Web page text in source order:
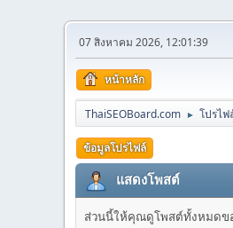
07 สิงหาคม 2026, 12:01:39
หน้าหลัก
ThaiSEOBoard.com ► โปรไฟ
ข้อมูลโปรไฟล์
แสดงโพสต์
ส่วนนี้ให้คุณดูโพสต์ทั้งหมดข